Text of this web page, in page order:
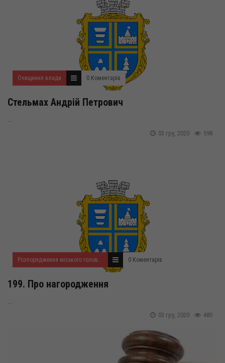
Очищення влади 0 Коментарів
Стельмах Андрій Петрович
...
598
03 гру, 2020
Розпорядження міського голови за 2020 рік 0 Коментарів
199. Про нагородження
...
480
03 гру, 2020